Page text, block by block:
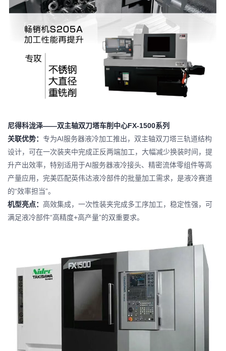
尼得科泷泽——双主轴双刀塔车削中心FX-1500系列
关联优势： 专为AI服务器液冷加工推出，双主轴双刀塔三轨道结构
设计，可在一次装夹中完成正反两端加工，大幅减少换装时间，提
升产出效率，特别适用于AI服务器液冷接头、精密流体零组件等高
产量应用，完美匹配英伟达液冷部件的批量加工需求，是液冷赛道
的“效率担当”。
机型亮点： 高效集成，一次性装夹完成多工序加工，稳定性强，可
满足液冷部件“高精度+高产量”的双重要求。